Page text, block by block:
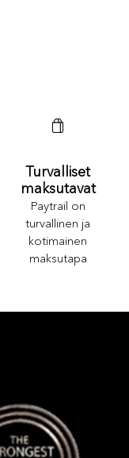
Turvalliset
maksutavat
Paytrail on
turvallinen ja
kotimainen
maksutapa